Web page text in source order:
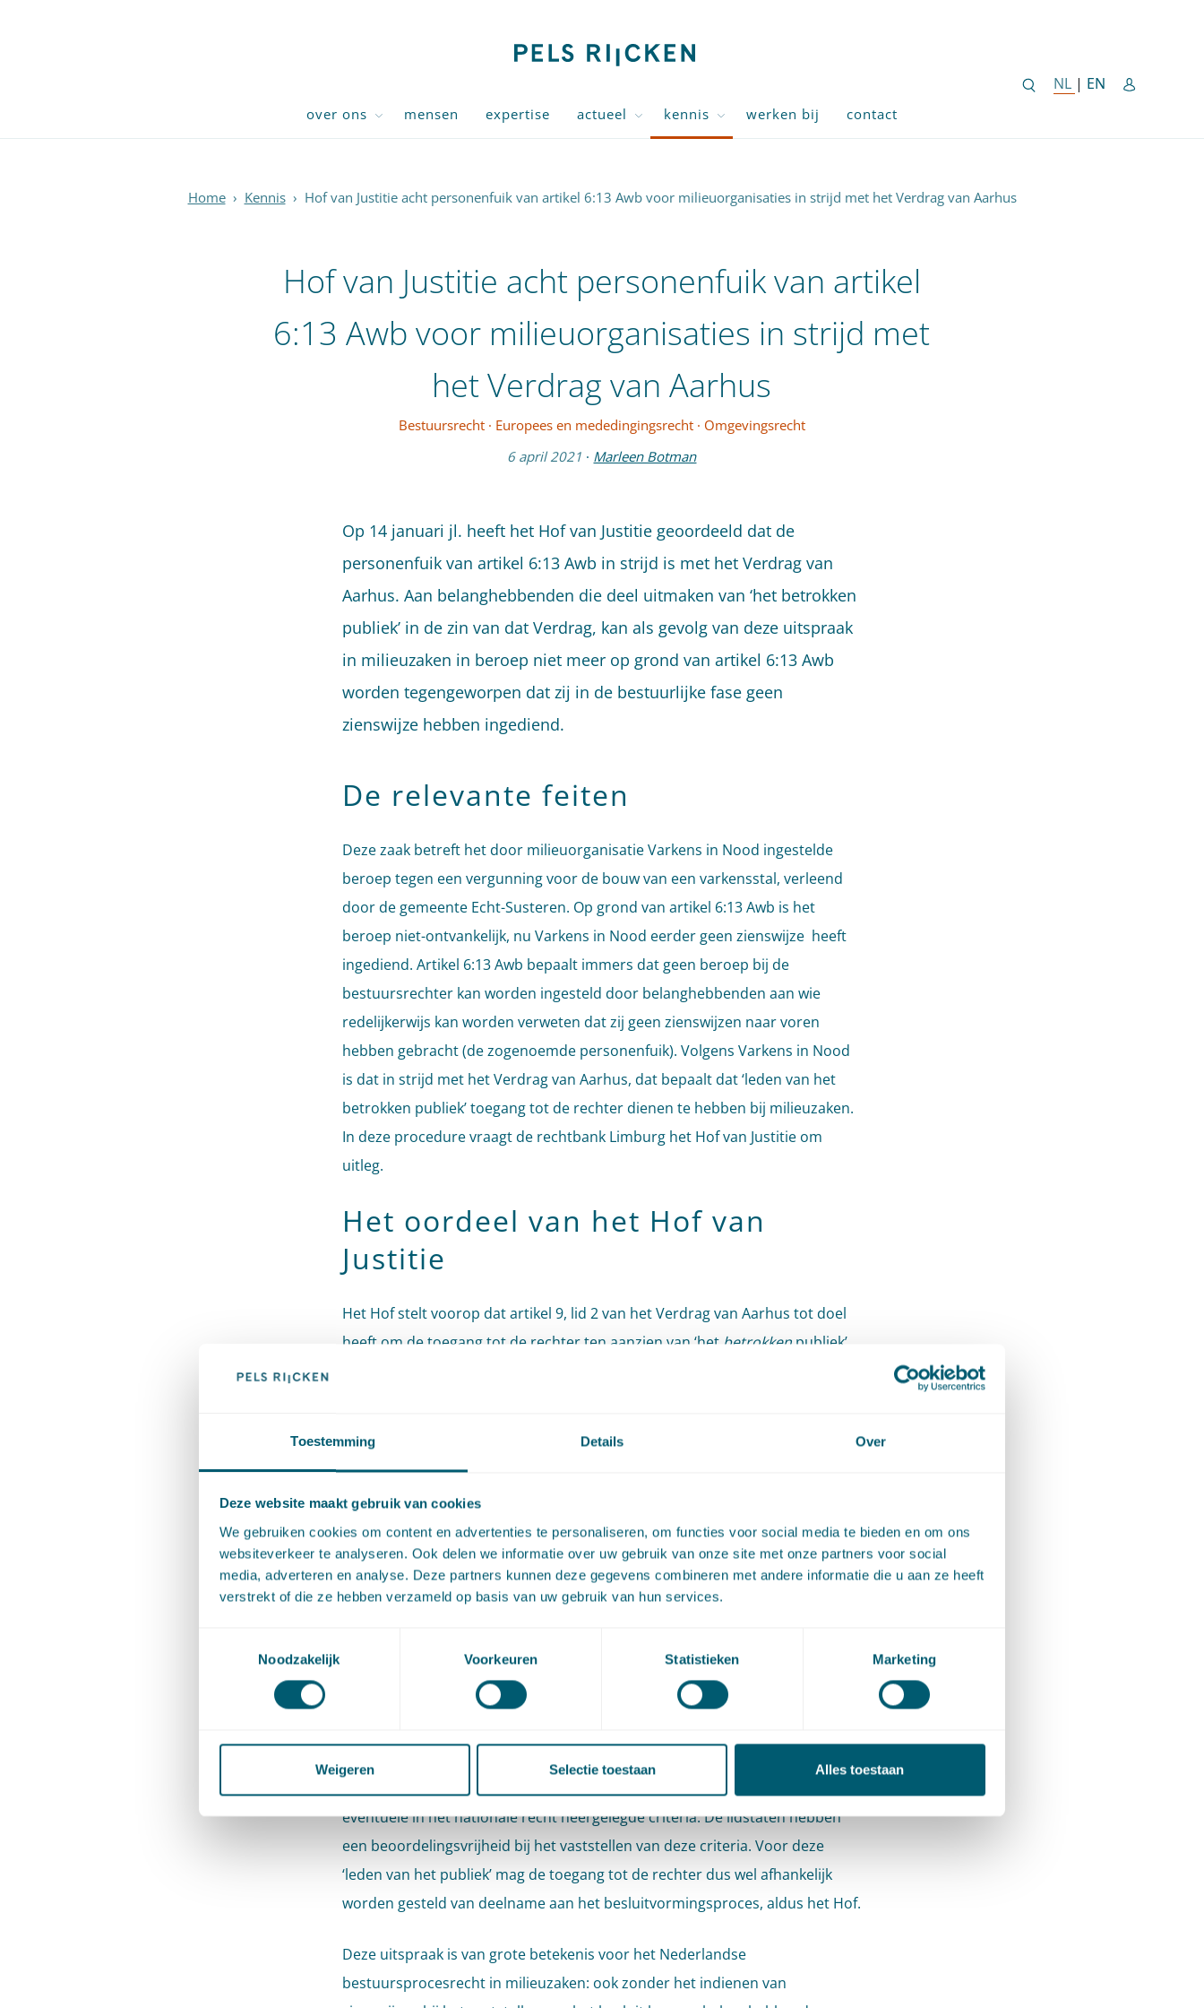
Toestemming Details Over
Deze website maakt gebruik van cookies
We gebruiken cookies om content en advertenties te personaliseren, om functies voor social media te bieden en om ons
websiteverkeer te analyseren. Ook delen we informatie over uw gebruik van onze site met onze partners voor social
media, adverteren en analyse. Deze partners kunnen deze gegevens combineren met andere informatie die u aan ze heeft
verstrekt of die ze hebben verzameld op basis van uw gebruik van hun services.
Noodzakelijk
Voorkeuren Statistieken Marketing
Weigeren Selectie toestaan Alles toestaan
NL NEDERLANDSE
| EN ENGLISH
over ons mensen expertise actueel kennis werken bij contact
Home › Kennis › Hof van Justitie acht personenfuik van artikel 6:13 Awb voor milieuorganisaties in strijd met het Verdrag van Aarhus
Hof van Justitie acht personenfuik van artikel
6:13 Awb voor milieuorganisaties in strijd met
het Verdrag van Aarhus
Bestuursrecht · Europees en mededingingsrecht · Omgevingsrecht
6 april 2021 · Marleen Botman
Op 14 januari jl. heeft het Hof van Justitie geoordeeld dat de
personenfuik van artikel 6:13 Awb in strijd is met het Verdrag van
Aarhus. Aan belanghebbenden die deel uitmaken van ‘het betrokken
publiek’ in de zin van dat Verdrag, kan als gevolg van deze uitspraak
in milieuzaken in beroep niet meer op grond van artikel 6:13 Awb
worden tegengeworpen dat zij in de bestuurlijke fase geen
zienswijze hebben ingediend.
De relevante feiten
Deze zaak betreft het door milieuorganisatie Varkens in Nood ingestelde
beroep tegen een vergunning voor de bouw van een varkensstal, verleend
door de gemeente Echt-Susteren. Op grond van artikel 6:13 Awb is het
beroep niet-ontvankelijk, nu Varkens in Nood eerder geen zienswijze heeft
ingediend. Artikel 6:13 Awb bepaalt immers dat geen beroep bij de
bestuursrechter kan worden ingesteld door belanghebbenden aan wie
redelijkerwijs kan worden verweten dat zij geen zienswijzen naar voren
hebben gebracht (de zogenoemde personenfuik). Volgens Varkens in Nood
is dat in strijd met het Verdrag van Aarhus, dat bepaalt dat ‘leden van het
betrokken publiek’ toegang tot de rechter dienen te hebben bij milieuzaken.
In deze procedure vraagt de rechtbank Limburg het Hof van Justitie om
uitleg.
Het oordeel van het Hof van
Justitie
Het Hof stelt voorop dat artikel 9, lid 2 van het Verdrag van Aarhus tot doel
heeft om de toegang tot de rechter ten aanzien van ‘het betrokken publiek’
Vervolgens gaat het Hof in op de personenfuik als voorwaarde voor
ontvankelijkheid bij de rechter. Het Hof benadrukt dat ‘leden van
het betrokken publiek’, ongeacht de rol die zij bij de behandeling van de
vergunningaanvraag hebben gespeeld, toegang dienen te krijgen tot de
rechter. Met andere woorden, het is lidstaten niet toegestaan te bepalen dat
deelgenomen aan het besluitvormingsproces van het bestreden besluit.
Dat wordt anders wanneer beroep is ingesteld door ‘leden van het publiek’,
milieubesluitvorming. Artikel 9, lid 3 van het Verdrag van Aarhus bepaalt dat
ook zij toegang tot de rechter dienen te hebben, wanneer zij voldoen aan de
eventuele in het nationale recht neergelegde criteria. De lidstaten hebben
een beoordelingsvrijheid bij het vaststellen van deze criteria. Voor deze
‘leden van het publiek’ mag de toegang tot de rechter dus wel afhankelijk
worden gesteld van deelname aan het besluitvormingsproces, aldus het Hof.
Deze uitspraak is van grote betekenis voor het Nederlandse
bestuursprocesrecht in milieuzaken: ook zonder het indienen van